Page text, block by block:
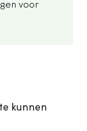
voor
kunnen